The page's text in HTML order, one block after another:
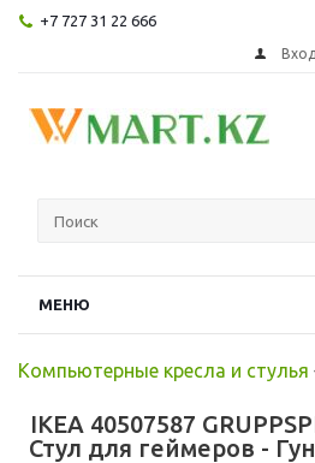
+7 727 31 22 666
Вход
МЕНЮ
Компьютерные кресла и стулья
IKEA 40507587
Стул для геймеров -